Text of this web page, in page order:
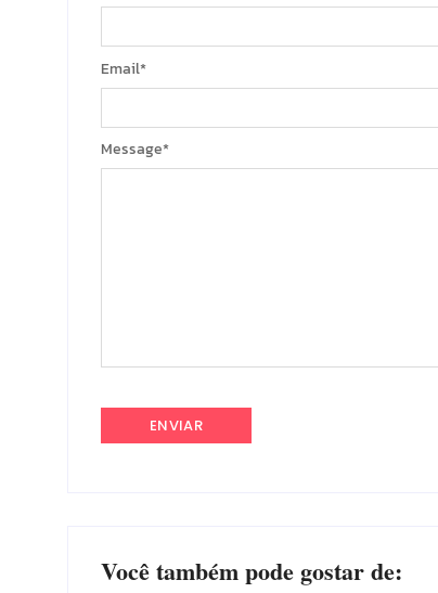
Message*
Email*
Você também pode gostar de: